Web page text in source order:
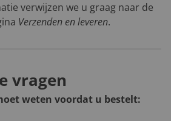
verwijzen we u graag naar de
Verzenden en leveren.
vragen
weten voordat u bestelt: